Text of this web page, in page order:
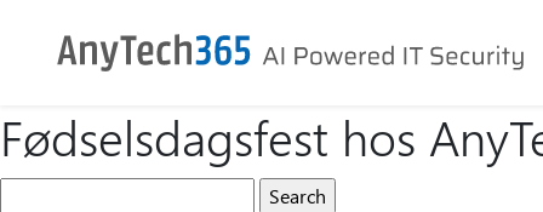
Fødselsdagsfest hos